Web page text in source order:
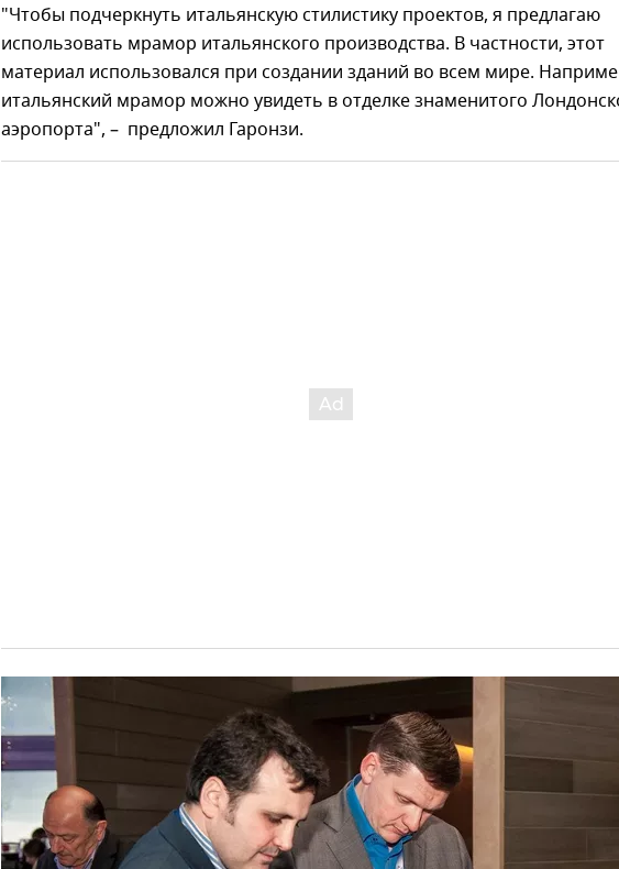
"Чтобы подчеркнуть итальянскую стилистику проектов, я предлагаю
использовать мрамор итальянского производства. В частности, этот
материал использовался при создании зданий во всем мире.
итальянский мрамор можно увидеть в отделке знаменитого
аэропорта", – предложил Гаронзи.